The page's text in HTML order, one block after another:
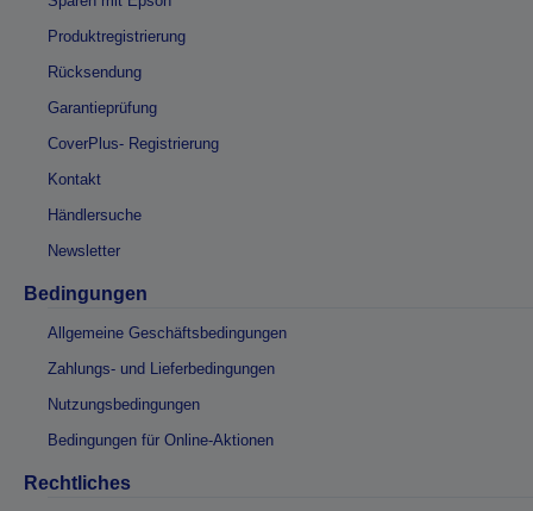
Produktregistrierung
Rücksendung
Garantieprüfung
CoverPlus- Registrierung
Kontakt
Händlersuche
Newsletter
Bedingungen
Allgemeine Geschäftsbedingungen
Zahlungs- und Lieferbedingungen
Nutzungsbedingungen
Bedingungen für Online-Aktionen
Rechtliches